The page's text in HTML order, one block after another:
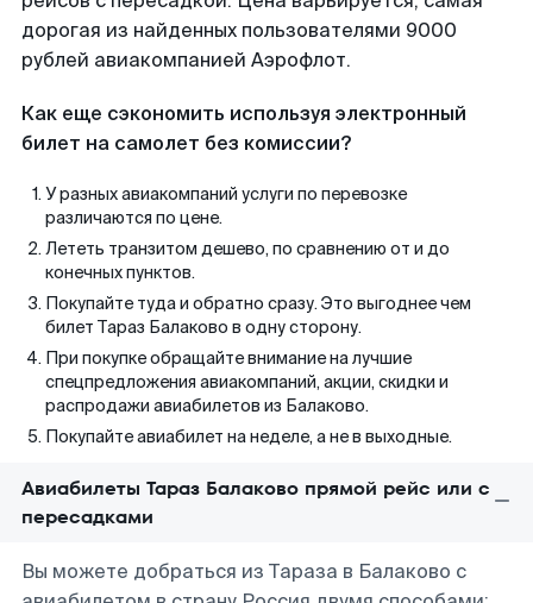
дорогая из найденных пользователями 9000
рублей авиакомпанией Аэрофлот.
Как еще сэкономить используя электронный
билет на самолет без комиссии?
У разных авиакомпаний услуги по перевозке
различаются по цене.
Лететь транзитом дешево, по сравнению от и до
конечных пунктов.
Покупайте туда и обратно сразу. Это выгоднее чем
билет Тараз Балаково в одну сторону.
При покупке обращайте внимание на лучшие
спецпредложения авиакомпаний, акции, скидки и
распродажи авиабилетов из Балаково.
Покупайте авиабилет на неделе, а не в выходные.
Авиабилеты Тараз Балаково прямой рейс или с
пересадками
Вы можете добраться из Тараза в Балаково с